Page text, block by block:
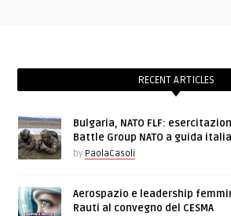
RECENT ARTICLES
Bulgaria, NATO FLF:
Battle Group NATO a guida
by PaolaCasoli
Aerospazio e leadership
Rauti al convegno del CESMA